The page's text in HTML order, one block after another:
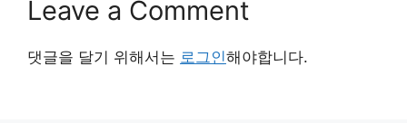
Leave a Comment
댓글을 달기 위해서는 로그인해야합니다.